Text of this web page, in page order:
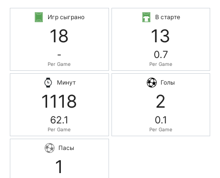
Игр сыграно
18
-
Per Game
В старте
13
0.7
Per Game
Минут
1118
62.1
Per Game
Голы
2
0.1
Per Game
Пасы
1